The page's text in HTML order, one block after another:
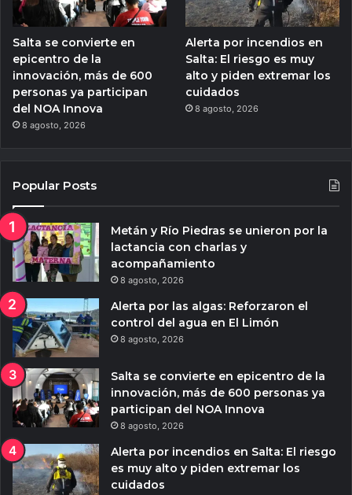
Salta se convierte en
epicentro de la
innovación, más de 600
personas ya participan
del NOA Innova
8 agosto, 2026
Alerta por incendios en
Salta: El riesgo es muy
alto y piden extremar los
cuidados
8 agosto, 2026
Popular Posts
Metán y Río Piedras se unieron por la
lactancia con charlas y
acompañamiento
8 agosto, 2026
Alerta por las algas: Reforzaron el
control del agua en El Limón
8 agosto, 2026
Salta se convierte en epicentro de la
innovación, más de 600 personas ya
participan del NOA Innova
8 agosto, 2026
Alerta por incendios en Salta: El riesgo
es muy alto y piden extremar los
cuidados